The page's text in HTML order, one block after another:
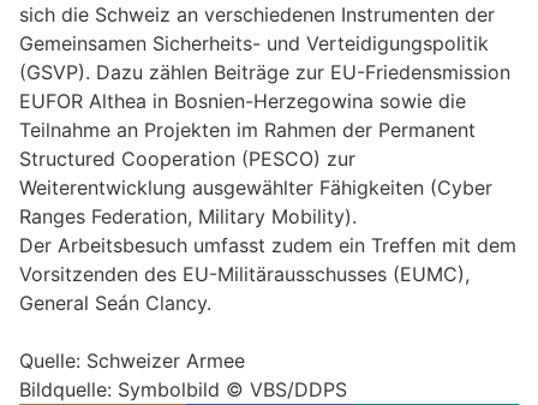
sich die Schweiz an verschiedenen Instrumenten der
Gemeinsamen Sicherheits- und Verteidigungspolitik
(GSVP). Dazu zählen Beiträge zur EU-Friedensmission
EUFOR Althea in Bosnien-Herzegowina sowie die
Teilnahme an Projekten im Rahmen der Permanent
Structured Cooperation (PESCO) zur
Weiterentwicklung ausgewählter Fähigkeiten (Cyber
Ranges Federation, Military Mobility).
Der Arbeitsbesuch umfasst zudem ein Treffen mit dem
Vorsitzenden des EU-Militärausschusses (EUMC),
General Seán Clancy.
Quelle: Schweizer Armee
Bildquelle: Symbolbild © VBS/DDPS